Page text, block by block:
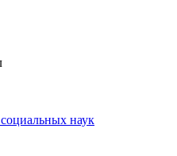
наук